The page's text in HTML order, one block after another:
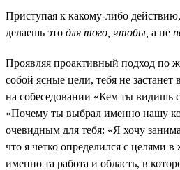
Приступая к какому-либо
делаешь это для того, чтобы, а не
Проявляя проактивный подход по
собой ясные цели, тебя не застанет
на собеседовании «Кем ты видишь
«Почему ты выбрал именно нашу
очевидным для тебя: «Я хочу
что я четко определился с целями
именно та работа и область, в